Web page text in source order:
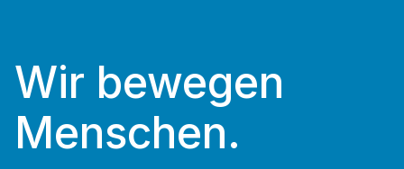
Wir bewegen
Menschen.